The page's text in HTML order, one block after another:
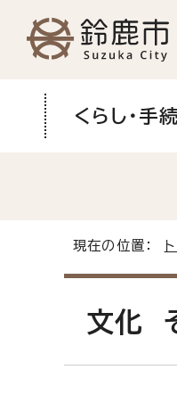
くらし・手
現在の位置：
文化